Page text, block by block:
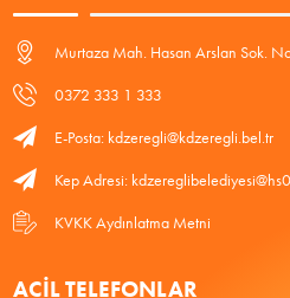
Murtaza Mah. Hasan Arslan Sok.
0372 333 1 333
E-Posta: kdzeregli@kdzeregli.bel.tr
Kep Adresi:
KVKK Aydınlatma Metni
ACIL TELEFONLAR